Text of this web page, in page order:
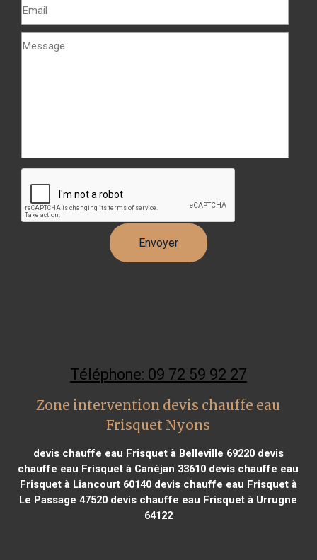
Téléphone: 09 72 59 92 27
Zone intervention devis chauffe eau
Frisquet Nyons
devis chauffe eau Frisquet à Belleville 69220devis
chauffe eau Frisquet à Canéjan 33610 devis chauffe eau
Frisquet à Liancourt 60140devis chauffe eau Frisquet à
Le Passage 47520 devis chauffe eau Frisquet à Urrugne
64122